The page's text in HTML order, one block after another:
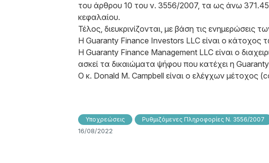
του άρθρου 10 του ν. 3556/2007, τα ως άνω
κεφαλαίου.
Τέλος, διευκρινίζονται, με βάση τις ενημερώσεις
Η Guaranty Finance Investors LLC είναι ο
Η Guaranty Finance Management LLC είναι ο
ασκεί τα δικαιώματα ψήφου που κατέχει η
Ο κ. Donald M. Campbell είναι ο ελέγχων μέτοχος
Υποχρεώσεις Ρυθμιζόμενες Πληροφορίες Ν. 3556/2007
16/08/2022